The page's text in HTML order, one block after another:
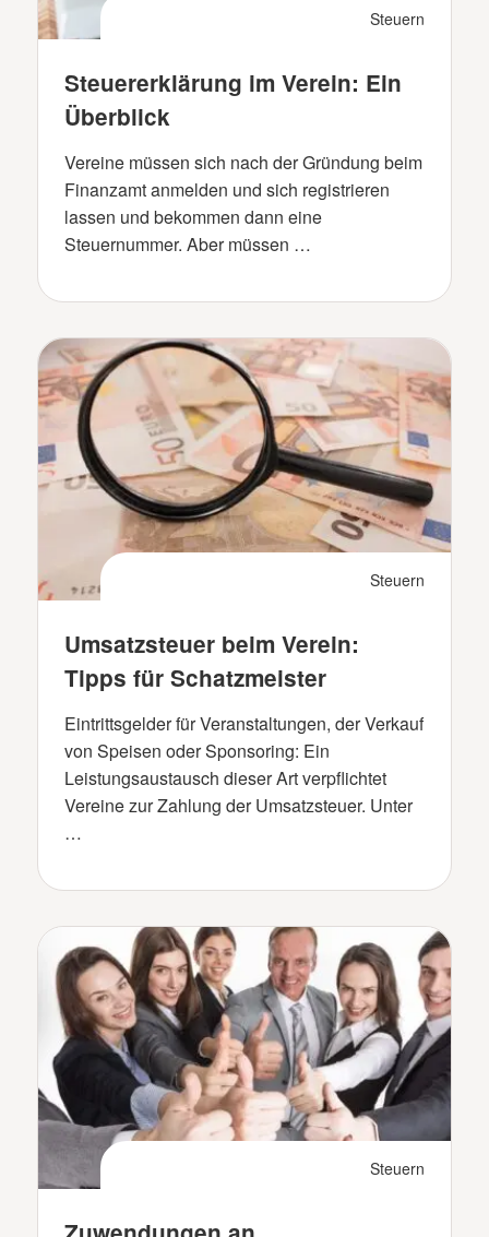
Steuern
Steuererklärung im Verein: Ein
Überblick
Vereine müssen sich nach der Gründung beim
Finanzamt anmelden und sich registrieren
lassen und bekommen dann eine
Steuernummer. Aber müssen …
Steuern
Umsatzsteuer beim Verein:
Tipps für Schatzmeister
Eintrittsgelder für Veranstaltungen, der Verkauf
von Speisen oder Sponsoring: Ein
Leistungsaustausch dieser Art verpflichtet
Vereine zur Zahlung der Umsatzsteuer. Unter
…
Steuern